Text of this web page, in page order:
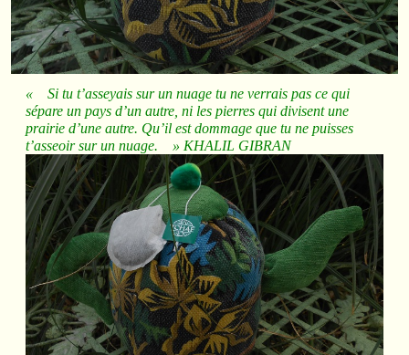
« Si tu t’asseyais sur un nuage tu ne verrais pas ce qui
sépare un pays d’un autre, ni les pierres qui divisent une
prairie d’une autre. Qu’il est dommage que tu ne puisses
t’asseoir sur un nuage. » KHALIL GIBRAN